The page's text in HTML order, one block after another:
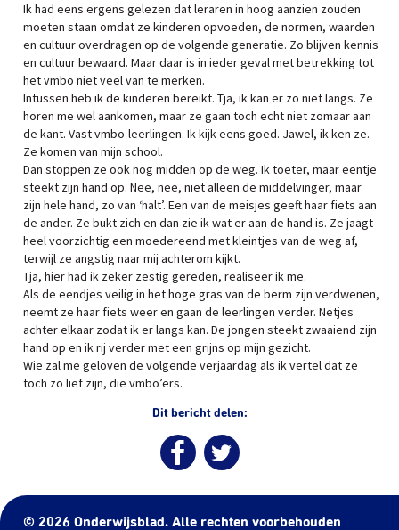
Ik had eens ergens gelezen dat leraren in hoog aanzien zouden
moeten staan omdat ze kinderen opvoeden, de normen, waarden
en cultuur overdragen op de volgende generatie. Zo blijven kennis
en cultuur bewaard. Maar daar is in ieder geval met betrekking tot
het vmbo niet veel van te merken.
Intussen heb ik de kinderen bereikt. Tja, ik kan er zo niet langs. Ze
horen me wel aankomen, maar ze gaan toch echt niet zomaar aan
de kant. Vast vmbo-leerlingen. Ik kijk eens goed. Jawel, ik ken ze.
Ze komen van mijn school.
Dan stoppen ze ook nog midden op de weg. Ik toeter, maar eentje
steekt zijn hand op. Nee, nee, niet alleen de middelvinger, maar
zijn hele hand, zo van ‘halt’. Een van de meisjes geeft haar fiets aan
de ander. Ze bukt zich en dan zie ik wat er aan de hand is. Ze jaagt
heel voorzichtig een moedereend met kleintjes van de weg af,
terwijl ze angstig naar mij achterom kijkt.
Tja, hier had ik zeker zestig gereden, realiseer ik me.
Als de eendjes veilig in het hoge gras van de berm zijn verdwenen,
neemt ze haar fiets weer en gaan de leerlingen verder. Netjes
achter elkaar zodat ik er langs kan. De jongen steekt zwaaiend zijn
hand op en ik rij verder met een grijns op mijn gezicht.
Wie zal me geloven de volgende verjaardag als ik vertel dat ze
toch zo lief zijn, die vmbo’ers.
Dit bericht delen:
© 2026 Onderwijsblad. Alle rechten voorbehouden